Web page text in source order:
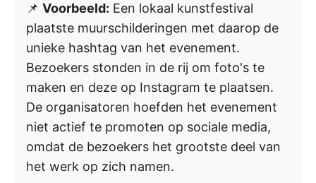
📌 Voorbeeld: Een lokaal kunstfestival
plaatste muurschilderingen met daarop de
unieke hashtag van het evenement.
Bezoekers stonden in de rij om foto's te
maken en deze op Instagram te plaatsen.
De organisatoren hoefden het evenement
niet actief te promoten op sociale media,
omdat de bezoekers het grootste deel van
het werk op zich namen.